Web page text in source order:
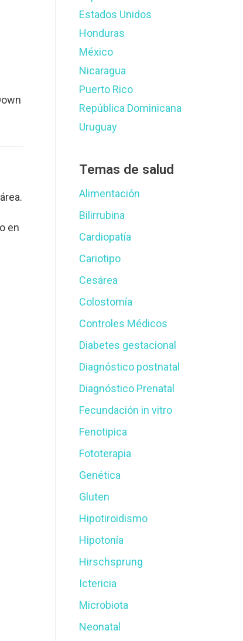
en
Estados Unidos
Honduras
México
Nicaragua
Puerto Rico
República Dominicana
Uruguay
Temas de salud
Alimentación
Bilirrubina
Cardiopatía
Cariotipo
Cesárea
Colostomía
Controles Médicos
Diabetes gestacional
Diagnóstico postnatal
Diagnóstico Prenatal
Fecundación in vitro
Fenotipica
Fototerapia
Genética
Gluten
Hipotiroidismo
Hipotonía
Hirschsprung
Ictericia
Microbiota
Neonatal